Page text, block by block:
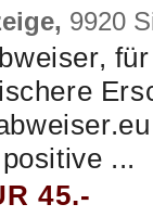
9920
...
45.-